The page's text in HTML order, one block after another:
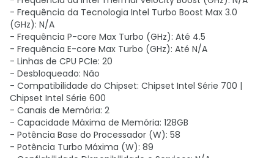
- Frequência da Tecnologia Intel Turbo Boost Max 3.0
(GHz): N/A
- Frequência P-core Max Turbo (GHz): Até 4.5
- Frequência E-core Max Turbo (GHz): Até N/A
- Linhas de CPU PCIe: 20
- Desbloqueado: Não
- Compatibilidade do Chipset: Chipset Intel Série 700 |
Chipset Intel Série 600
- Canais de Memória: 2
- Capacidade Máxima de Memória: 128GB
- Potência Base do Processador (W): 58
- Potência Turbo Máxima (W): 89